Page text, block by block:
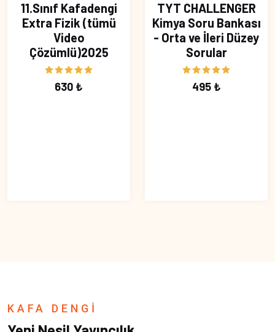
11.Sınıf Kafadengi
Extra Fizik (tümü
Video
Çözümlü)2025
630 ₺
TYT CHALLENGER
Kimya Soru Bankası
- Orta ve İleri Düzey
Sorular
495 ₺
KAFA DENGİ